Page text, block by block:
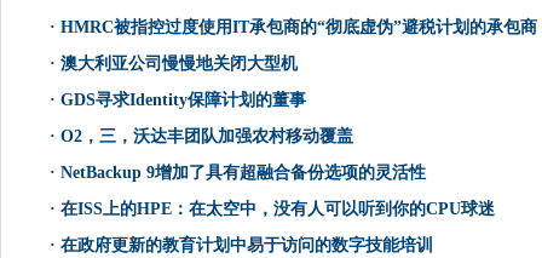
· HMRC被指控过度使用IT承包商的“彻底虚伪”避税计划的承包商
· 澳大利亚公司慢慢地关闭大型机
· GDS寻求Identity保障计划的董事
· O2，三，沃达丰团队加强农村移动覆盖
· NetBackup 9增加了具有超融合备份选项的灵活性
· 在ISS上的HPE：在太空中，没有人可以听到你的CPU球迷
· 在政府更新的教育计划中易于访问的数字技能培训